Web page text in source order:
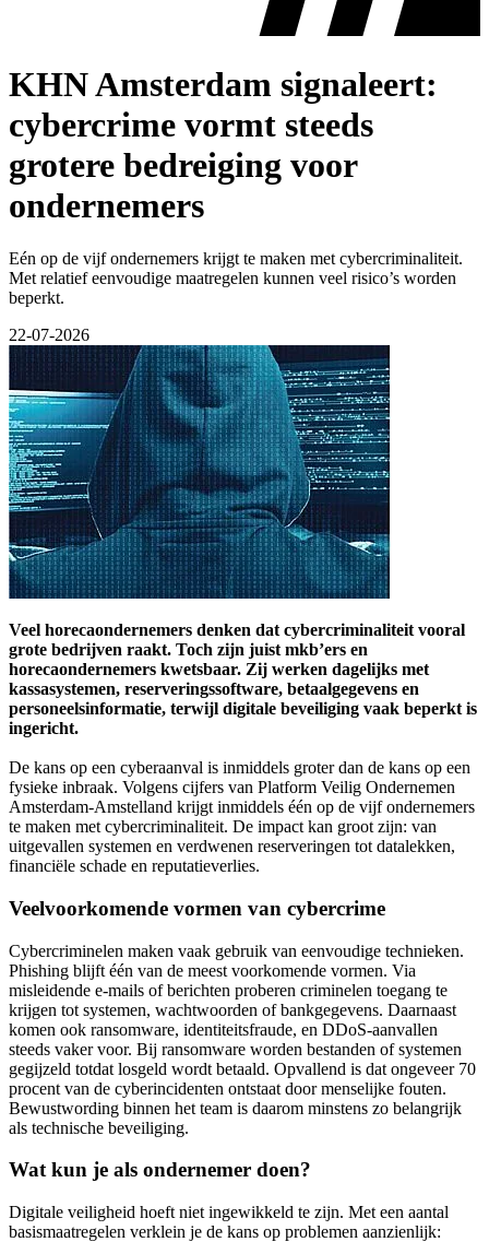
KHN Amsterdam signaleert:
cybercrime vormt steeds
grotere bedreiging voor
ondernemers
Eén op de vijf ondernemers krijgt te maken met cybercriminaliteit.
Met relatief eenvoudige maatregelen kunnen veel risico’s worden
beperkt.
22-07-2026
Veel horecaondernemers denken dat cybercriminaliteit vooral
grote bedrijven raakt. Toch zijn juist mkb’ers en
horecaondernemers kwetsbaar. Zij werken dagelijks met
kassasystemen, reserveringssoftware, betaalgegevens en
personeelsinformatie, terwijl digitale beveiliging vaak beperkt is
ingericht.
De kans op een cyberaanval is inmiddels groter dan de kans op een
fysieke inbraak. Volgens cijfers van Platform Veilig Ondernemen
Amsterdam-Amstelland krijgt inmiddels één op de vijf ondernemers
te maken met cybercriminaliteit. De impact kan groot zijn: van
uitgevallen systemen en verdwenen reserveringen tot datalekken,
financiële schade en reputatieverlies.
Veelvoorkomende vormen van cybercrime
Cybercriminelen maken vaak gebruik van eenvoudige technieken.
Phishing blijft één van de meest voorkomende vormen. Via
misleidende e-mails of berichten proberen criminelen toegang te
krijgen tot systemen, wachtwoorden of bankgegevens. Daarnaast
komen ook ransomware, identiteitsfraude, en DDoS-aanvallen
steeds vaker voor. Bij ransomware worden bestanden of systemen
gegijzeld totdat losgeld wordt betaald. Opvallend is dat ongeveer 70
procent van de cyberincidenten ontstaat door menselijke fouten.
Bewustwording binnen het team is daarom minstens zo belangrijk
als technische beveiliging.
Wat kun je als ondernemer doen?
Digitale veiligheid hoeft niet ingewikkeld te zijn. Met een aantal
basismaatregelen verklein je de kans op problemen aanzienlijk: